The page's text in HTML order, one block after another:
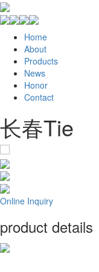
Home
About
Products
News
Honor
Contact
长春Tie
Online Inquiry
product details